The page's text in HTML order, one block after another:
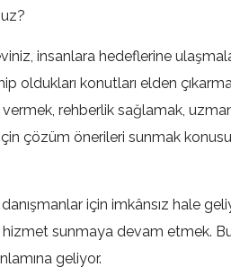
insanlara hedeflerine
oldukları konutları elden
rehberlik sağlamak,
çözüm önerileri sunmak
için imkânsız hale
hizmet sunmaya devam etmek.
geliyor.